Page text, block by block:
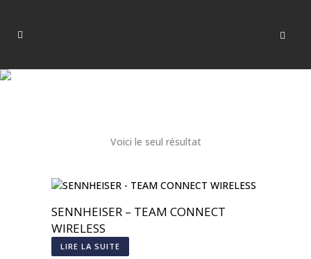
Voici le seul résultat
SENNHEISER – TEAM CONNECT
WIRELESS
LIRE LA SUITE